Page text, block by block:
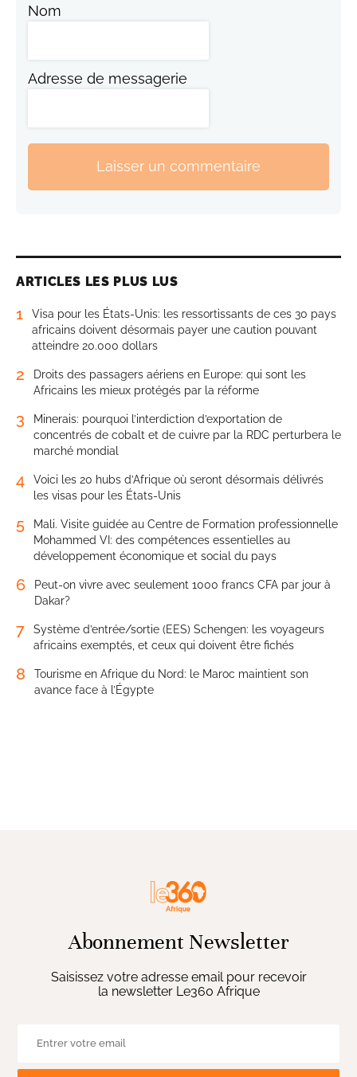
Nom
Adresse de messagerie
Laisser un commentaire
ARTICLES LES PLUS LUS
1
Visa pour les États-Unis: les ressortissants de ces 30 pays
africains doivent désormais payer une caution pouvant
atteindre 20.000 dollars
2
Droits des passagers aériens en Europe: qui sont les
Africains les mieux protégés par la réforme
3
Minerais: pourquoi l’interdiction d’exportation de
concentrés de cobalt et de cuivre par la RDC perturbera le
marché mondial
4
Voici les 20 hubs d’Afrique où seront désormais délivrés
les visas pour les États-Unis
5
Mali. Visite guidée au Centre de Formation professionnelle
Mohammed VI: des compétences essentielles au
développement économique et social du pays
6
Peut-on vivre avec seulement 1000 francs CFA par jour à
Dakar?
7
Système d’entrée/sortie (EES) Schengen: les voyageurs
africains exemptés, et ceux qui doivent être fichés
8
Tourisme en Afrique du Nord: le Maroc maintient son
avance face à l’Égypte
Abonnement Newsletter
Saisissez votre adresse email pour recevoir
la newsletter Le360 Afrique